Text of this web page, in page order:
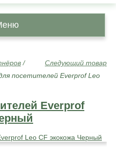
Следующий товар
/
посетителей Everprof Leo
Everprof